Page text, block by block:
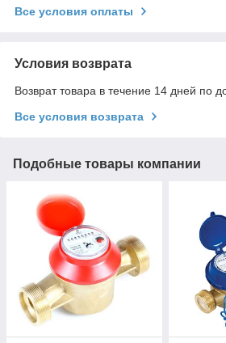
Все условия оплаты
Условия возврата
Возврат товара в течение 14 дней по
Все условия возврата
Подобные товары компании